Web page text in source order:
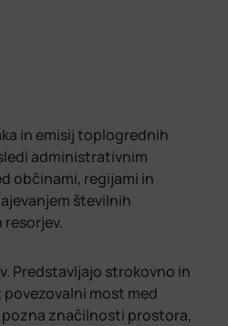
in emisij toplogrednih
administrativnim
občinami, regijami in
številnih
Predstavljajo strokovno in
most med
značilnosti prostora,